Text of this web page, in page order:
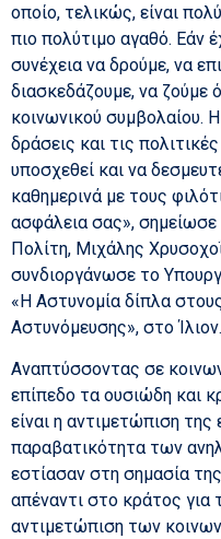
οποίο, τελικώς, είναι
πιο πολύτιμο αγαθό. Εάν
συνέχεια να δρούμε, να
διασκεδάζουμε, να ζούμε
κοινωνικού συμβολαίου.
δράσεις και τις
υποσχεθεί και να
καθημερινά με τους
ασφάλεια σας»,
Πολίτη, Μιχάλης
συνδιοργάνωσε το
«Η Αστυνομία δίπλα
Αστυνόμευσης», στο Ίλιον.
Αναπτύσσοντας σε
επίπεδο τα ουσιώδη και
είναι η αντιμετώπιση της
παραβατικότητα των
εστίασαν στη σημασία
απέναντι στο κράτος για
αντιμετώπιση των